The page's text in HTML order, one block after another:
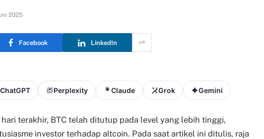
2025
Facebook LinkedIn
ChatGPT Perplexity Claude Grok Gemini
hari terakhir, BTC telah ditutup pada level yang lebih tinggi,
investor terhadap altcoin. Pada saat artikel ini ditulis, raja